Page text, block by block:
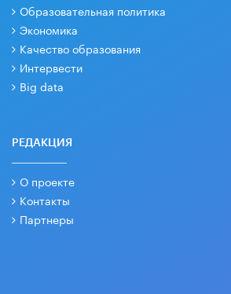
Образовательная политика
Экономика
Качество образования
Интервести
Big data
РЕДАКЦИЯ
О проекте
Контакты
Партнеры